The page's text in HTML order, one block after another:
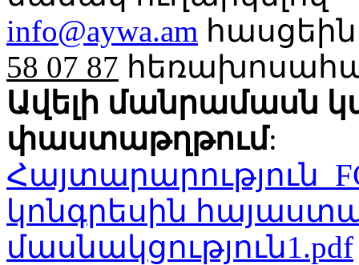
info@aywa.am
58 07 87
Ավելի մանրամասն
փաստաթղթում:
կոնգրեսին
մասնակցություն1.pdf